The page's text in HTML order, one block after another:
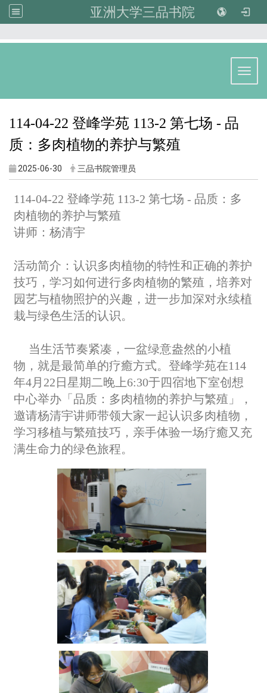
亚洲大学三品书院
114-04-22 登峰学苑 113-2 第七场 - 品
质：多肉植物的养护与繁殖
2025-06-30 三品书院管理员
114-04-22 登峰学苑 113-2 第七场 - 品质：多
肉植物的养护与繁殖
讲师：杨清宇
活动简介：认识多肉植物的特性和正确的养护
技巧，学习如何进行多肉植物的繁殖，培养对
园艺与植物照护的兴趣，进一步加深对永续植
栽与绿色生活的认识。
当生活节奏紧凑，一盆绿意盎然的小植
物，就是最简单的疗癒方式。登峰学苑在114
年4月22日星期二晚上6:30于四宿地下室创想
中心举办「品质：多肉植物的养护与繁殖」，
邀请杨清宇讲师带领大家一起认识多肉植物，
学习移植与繁殖技巧，亲手体验一场疗癒又充
满生命力的绿色旅程。